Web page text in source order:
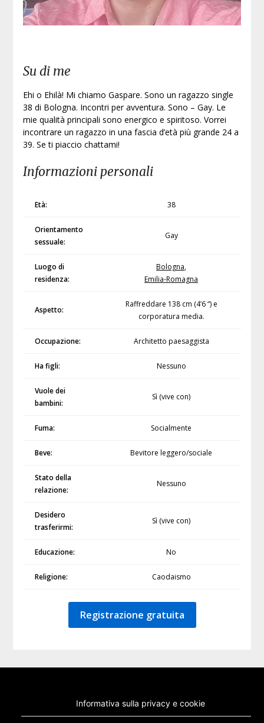
Su di me
Ehi o Ehilà! Mi chiamo Gaspare. Sono un ragazzo single
38 di Bologna. Incontri per avventura. Sono – Gay. Le
mie qualità principali sono energico e spiritoso. Vorrei
incontrare un ragazzo in una fascia d’età più grande 24 a
39. Se ti piaccio chattami!
Informazioni personali
Età: 38
Orientamento
sessuale:
Gay
Luogo di
residenza:
Bologna,
Emilia-Romagna
Aspetto:
Raffreddare 138 cm (4’6 “) e
corporatura media.
Occupazione: Architetto paesaggista
Ha figli: Nessuno
Vuole dei
bambini:
Sì (vive con)
Fuma: Socialmente
Beve: Bevitore leggero/sociale
Stato della
relazione:
Nessuno
Desidero
trasferirmi:
Sì (vive con)
Educazione: No
Religione: Caodaismo
Registrazione gratuita
Informativa sulla privacy e cookie